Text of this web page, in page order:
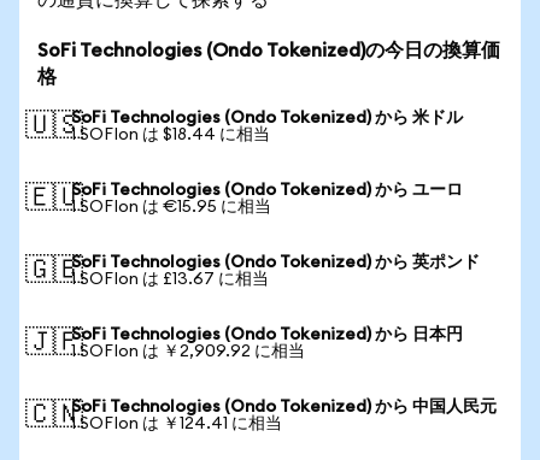
SoFi Technologies (Ondo Tokenized)の今日の換算価
格
🇺🇸SoFi Technologies (Ondo Tokenized) から 米ドル
1 SOFIon は $18.44 に相当
🇪🇺SoFi Technologies (Ondo Tokenized) から ユーロ
1 SOFIon は €15.95 に相当
🇬🇧SoFi Technologies (Ondo Tokenized) から 英ポンド
1 SOFIon は £13.67 に相当
🇯🇵SoFi Technologies (Ondo Tokenized) から 日本円
1 SOFIon は ￥2,909.92 に相当
🇨🇳SoFi Technologies (Ondo Tokenized) から 中国人民元
1 SOFIon は ￥124.41 に相当